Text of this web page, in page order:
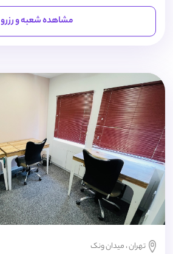
مشاهده شعبه و رزرو
تهران ، میدان ونک